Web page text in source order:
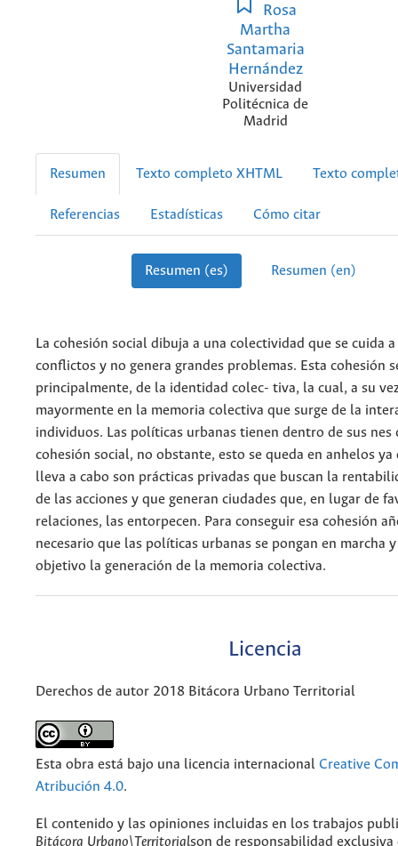
Rosa
Martha
Santamaria
Hernández
Universidad
Politécnica de
Madrid
Resumen Texto completo XHTML Texto
Referencias Estadísticas Cómo citar
Resumen (es) Resumen (en)
La cohesión social dibuja a una colectividad que se cuida
conflictos y no genera grandes problemas. Esta cohesión
principalmente, de la identidad colec- tiva, la cual, a su
mayormente en la memoria colectiva que surge de la
individuos. Las políticas urbanas tienen dentro de sus nes
cohesión social, no obstante, esto se queda en anhelos ya
lleva a cabo son prácticas privadas que buscan la
de las acciones y que generan ciudades que, en lugar de
relaciones, las entorpecen. Para conseguir esa cohesión
necesario que las políticas urbanas se pongan en marcha
objetivo la generación de la memoria colectiva.
Licencia
Derechos de autor 2018 Bitácora Urbano Territorial
Esta obra está bajo una licencia internacional Creative
Atribución 4.0.
El contenido y las opiniones incluidas en los trabajos
Bitácora Urbano\Territorialson de responsabilidad exclusiva